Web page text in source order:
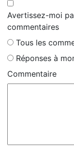
Avertissez-moi
commentaires
Tous les
Réponses à
Commentaire